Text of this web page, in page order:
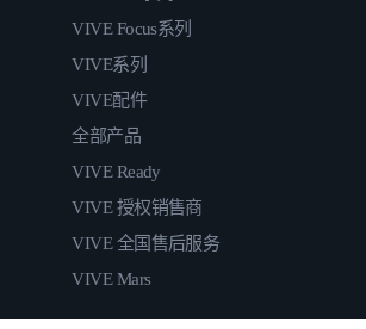
VIVE Focus系列
VIVE系列
VIVE配件
全部产品
VIVE Ready
VIVE 授权销售商
VIVE 全国售后服务
VIVE Mars